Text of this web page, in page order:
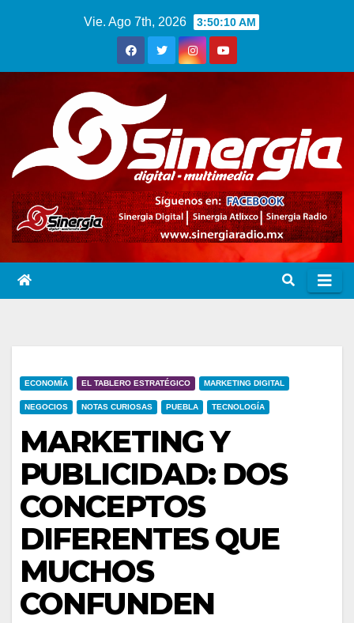
Vie. Ago 7th, 2026 3:50:11 AM
ECONOMÍA EL TABLERO ESTRATÉGICO MARKETING DIGITAL
NEGOCIOS NOTAS CURIOSAS PUEBLA TECNOLOGÍA
MARKETING Y
PUBLICIDAD: DOS
CONCEPTOS
DIFERENTES QUE
MUCHOS
CONFUNDEN